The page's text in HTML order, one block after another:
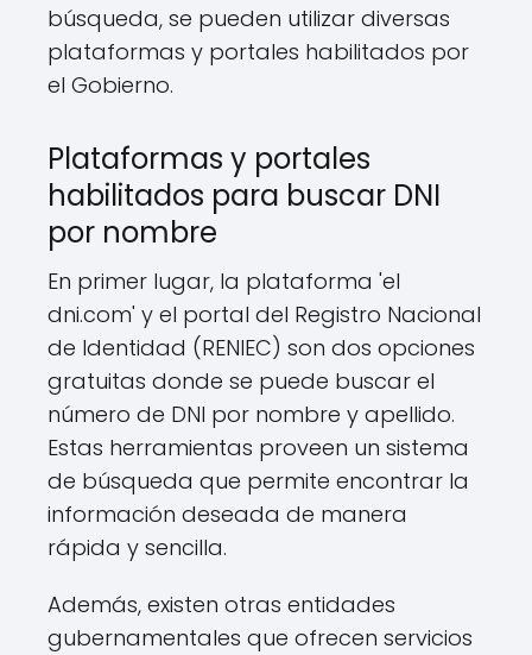
búsqueda, se pueden utilizar diversas
plataformas y portales habilitados por
el Gobierno.
Plataformas y portales
habilitados para buscar DNI
por nombre
En primer lugar, la plataforma 'el
dni.com' y el portal del Registro Nacional
de Identidad (RENIEC) son dos opciones
gratuitas donde se puede buscar el
número de DNI por nombre y apellido.
Estas herramientas proveen un sistema
de búsqueda que permite encontrar la
información deseada de manera
rápida y sencilla.
Además, existen otras entidades
gubernamentales que ofrecen servicios